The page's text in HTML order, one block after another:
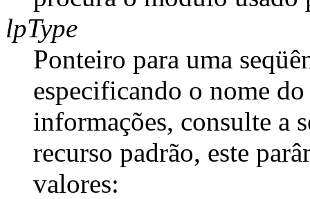
lpType
Ponteiro para uma
especificando o nome
informações, consulte a
recurso padrão, este
valores: